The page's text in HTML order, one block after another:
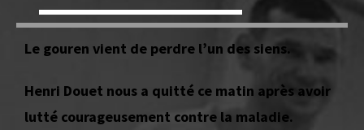
Le gouren vient de perdre l’un des siens.
Henri Douet nous a quitté ce matin après avoir
lutté courageusement contre la maladie.